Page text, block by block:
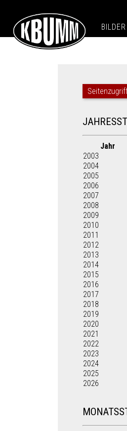
BILDER
Jahr
2003
2004
2005
2006
2007
2008
2009
2010
2011
2012
2013
2014
2015
2016
2017
2018
2019
2020
2021
2022
2023
2024
2025
2026